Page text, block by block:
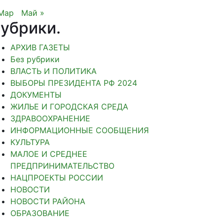
Май »
.
АРХИВ ГАЗЕТЫ
Без рубрики
ВЛАСТЬ И ПОЛИТИКА
ВЫБОРЫ ПРЕЗИДЕНТА РФ 2024
ДОКУМЕНТЫ
ЖИЛЬЕ И ГОРОДСКАЯ СРЕДА
ЗДРАВООХРАНЕНИЕ
ИНФОРМАЦИОННЫЕ СООБЩЕНИЯ
КУЛЬТУРА
МАЛОЕ И СРЕДНЕЕ
ПРЕДПРИНИМАТЕЛЬСТВО
НАЦПРОЕКТЫ РОССИИ
НОВОСТИ
НОВОСТИ РАЙОНА
ОБРАЗОВАНИЕ